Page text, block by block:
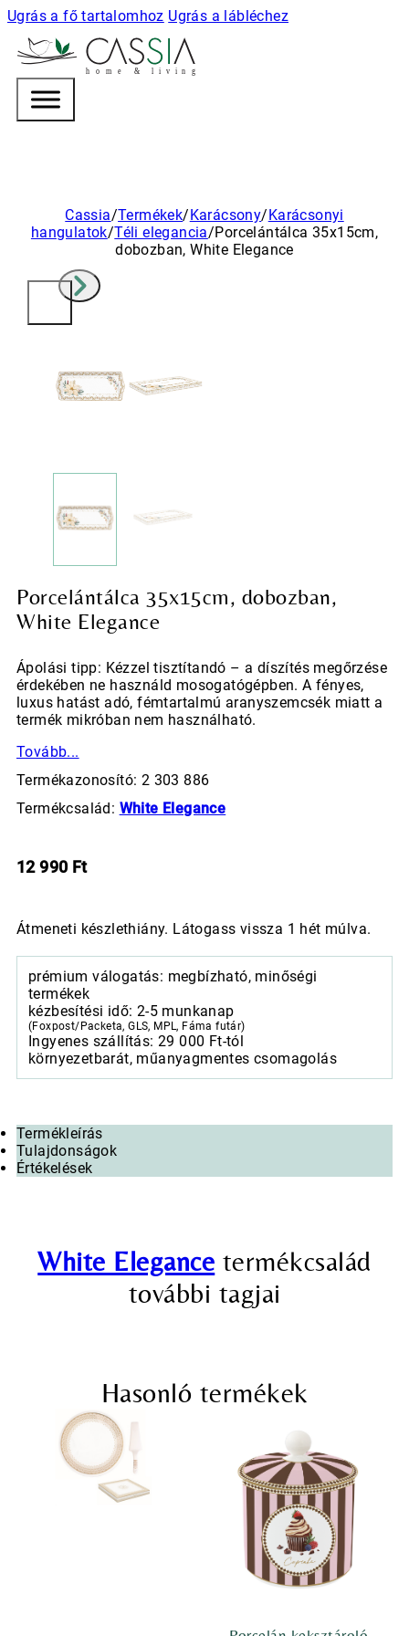
Ugrás a fő tartalomhoz Ugrás a lábléchez
h o m e & l i v i n g
Cassia/Termékek/Karácsony/Karácsonyi
hangulatok/Téli elegancia/Porcelántálca 35x15cm,
dobozban, White Elegance
Porcelántálca 35x15cm, dobozban,
White Elegance
Ápolási tipp: Kézzel tisztítandó – a díszítés megőrzése
érdekében ne használd mosogatógépben. A fényes,
luxus hatást adó, fémtartalmú aranyszemcsék miatt a
termék mikróban nem használható.
Tovább...
Termékazonosító: 2 303 886
Termékcsalád: White Elegance
12 990 Ft
Átmeneti készlethiány. Látogass vissza 1 hét múlva.
prémium válogatás: megbízható, minőségi
termékek
kézbesítési idő: 2-5 munkanap
(Foxpost/Packeta, GLS, MPL, Fáma futár)
Ingyenes szállítás: 29 000 Ft-tól
környezetbarát, műanyagmentes csomagolás
Termékleírás
Tulajdonságok
Értékelések
White Elegance termékcsalád
további tagjai
Hasonló termékek